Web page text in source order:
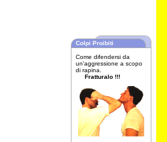
Colpi Proibiti
Come difendersi da
un'aggressione a scopo
di rapina.
Fratturalo !!!